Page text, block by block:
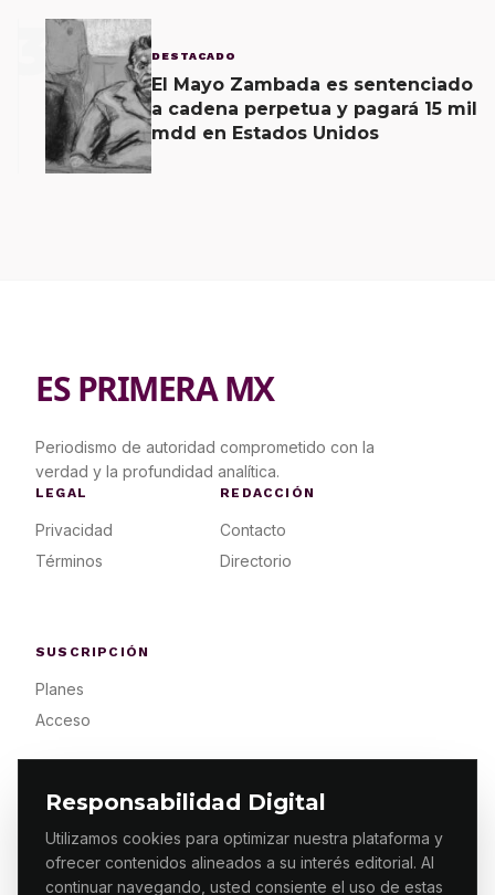
Responsabilidad Digital
Utilizamos cookies para optimizar nuestra plataforma y
ofrecer contenidos alineados a su interés editorial. Al
continuar navegando, usted consiente el uso de estas
3 DESTACADO
El Mayo Zambada es sentenciado
a cadena perpetua y pagará 15 mil
mdd en Estados Unidos
ES PRIMERA MX
Periodismo de autoridad comprometido con la
verdad y la profundidad analítica.
LEGAL
Privacidad
Términos
REDACCIÓN
Contacto
Directorio
SUSCRIPCIÓN
Planes
Acceso
© 2026 ES PRIMERA MX. ALGUNOS DERECHOS
RESERVADOS / DESIGNMAKING.MX